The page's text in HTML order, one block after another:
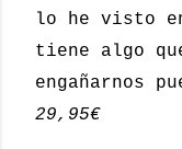
lo he visto
tiene algo
engañarnos
29,95€